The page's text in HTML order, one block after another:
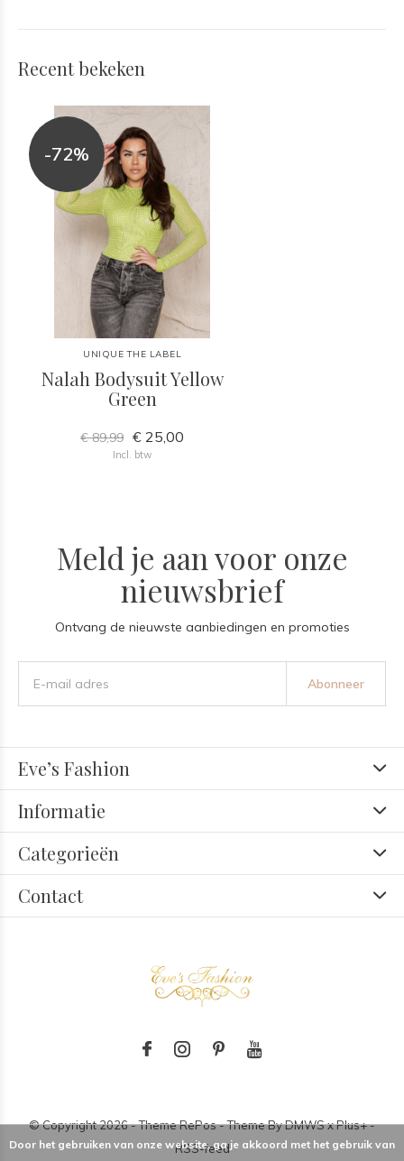
Recent bekeken
-72%
UNIQUE THE LABEL
Nalah Bodysuit Yellow
Green
€ 89,99 € 25,00
Incl. btw
Meld je aan voor onze
nieuwsbrief
Ontvang de nieuwste aanbiedingen en promoties
Abonneer
Eve’s Fashion
Informatie
Categorieën
Contact
© Copyright2026- Theme RePos - Theme ByDMWSxPlus+-
RSS-feed
Door het gebruiken van onze website, ga je akkoord met het gebruik van